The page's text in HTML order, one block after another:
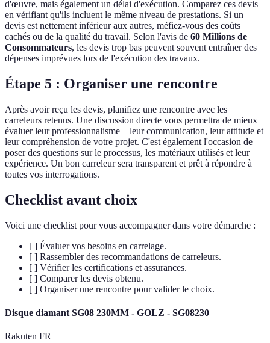
d'œuvre, mais également un délai d'exécution. Comparez ces devis
en vérifiant qu'ils incluent le même niveau de prestations. Si un
devis est nettement inférieur aux autres, méfiez-vous des coûts
cachés ou de la qualité du travail. Selon l'avis de 60 Millions de
Consommateurs, les devis trop bas peuvent souvent entraîner des
dépenses imprévues lors de l'exécution des travaux.
Étape 5 : Organiser une rencontre
Après avoir reçu les devis, planifiez une rencontre avec les
carreleurs retenus. Une discussion directe vous permettra de mieux
évaluer leur professionnalisme – leur communication, leur attitude et
leur compréhension de votre projet. C'est également l'occasion de
poser des questions sur le processus, les matériaux utilisés et leur
expérience. Un bon carreleur sera transparent et prêt à répondre à
toutes vos interrogations.
Checklist avant choix
Voici une checklist pour vous accompagner dans votre démarche :
[ ] Évaluer vos besoins en carrelage.
[ ] Rassembler des recommandations de carreleurs.
[ ] Vérifier les certifications et assurances.
[ ] Comparer les devis obtenu.
[ ] Organiser une rencontre pour valider le choix.
Disque diamant SG08 230MM - GOLZ - SG08230
Rakuten FR